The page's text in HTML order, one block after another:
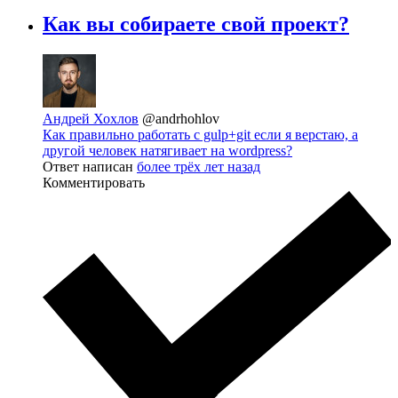
Как вы собираете свой проект?
Андрей Хохлов @andrhohlov
Как правильно работать с gulp+git если я верстаю, а
другой человек натягивает на wordpress?
Ответ написан более трёх лет назад
Комментировать